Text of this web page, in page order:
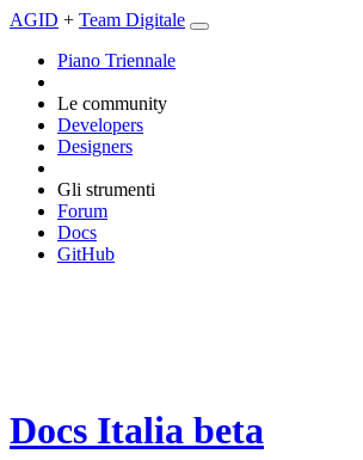
AGID + Team Digitale
Piano Triennale
Le community
Developers
Designers
Gli strumenti
Forum
Docs
GitHub
Docs Italia beta